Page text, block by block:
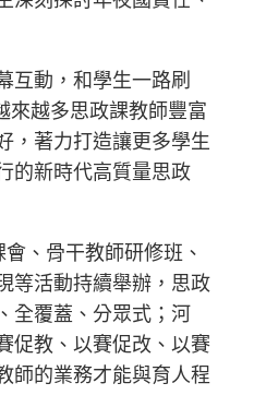
互動，和學生一路刷
來越多思政課教師豐富
，著力打造讓更多學生
的新時代高質量思政
、骨干教師研修班、
等活動持續舉辦，思政
全覆蓋、分眾式；河
促教、以賽促改、以賽
師的業務才能與育人程